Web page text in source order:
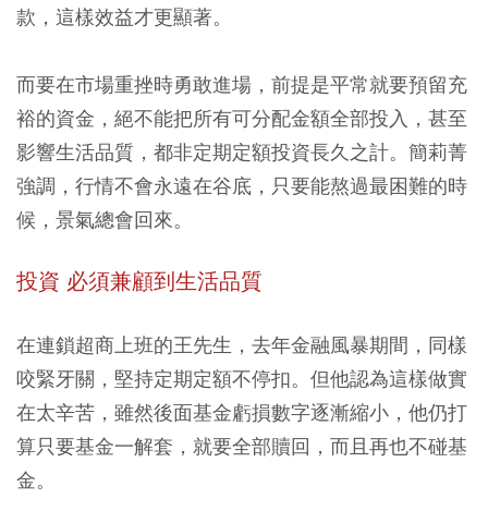
款，這樣效益才更顯著。
而要在市場重挫時勇敢進場，前提是平常就要預留充
裕的資金，絕不能把所有可分配金額全部投入，甚至
影響生活品質，都非定期定額投資長久之計。簡莉菁
強調，行情不會永遠在谷底，只要能熬過最困難的時
候，景氣總會回來。
投資 必須兼顧到生活品質
在連鎖超商上班的王先生，去年金融風暴期間，同樣
咬緊牙關，堅持定期定額不停扣。但他認為這樣做實
在太辛苦，雖然後面基金虧損數字逐漸縮小，他仍打
算只要基金一解套，就要全部贖回，而且再也不碰基
金。